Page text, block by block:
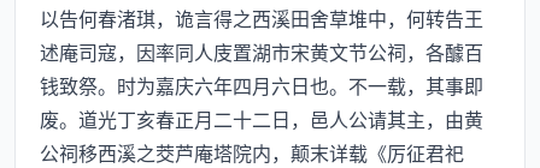
以告何春渚琪，诡言得之西溪田舍草堆中，何转告王
述庵司寇，因率同人庋置湖市宋黄文节公祠，各醵百
钱致祭。时为嘉庆六年四月六日也。不一载，其事即
废。道光丁亥春正月二十二日，邑人公请其主，由黄
公祠移西溪之茭芦庵塔院内，颠末详载《厉征君祀